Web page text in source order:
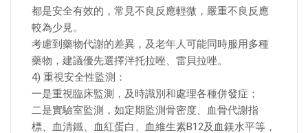
都是安全有效的，常見不良反應輕微，嚴重不良反應
較為少見。
考慮到藥物代謝的差異，及老年人可能同時服用多種
藥物，建議優先選擇泮托拉唑、雷貝拉唑。
4) 重視安全性監測：
一是重視臨床監測，及時識別和處理各種併發症；
二是實驗室監測，如定期監測骨密度、血骨代謝指
標、血清鐵、血紅蛋白、血維生素B12及血鎂水平等，